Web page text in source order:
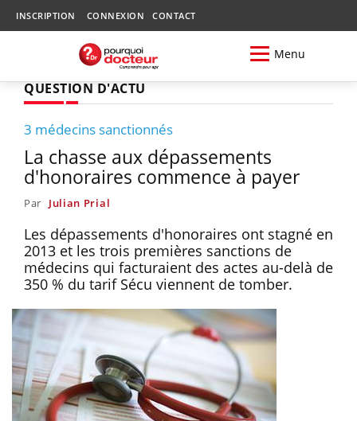
INSCRIPTION CONNEXION CONTACT
Menu
QUESTION D'ACTU
3 médecins sanctionnés
La chasse aux dépassements
d'honoraires commence à payer
Par Julian Prial
Les dépassements d'honoraires ont stagné en
2013 et les trois premières sanctions de
médecins qui facturaient des actes au-delà de
350 % du tarif Sécu viennent de tomber.